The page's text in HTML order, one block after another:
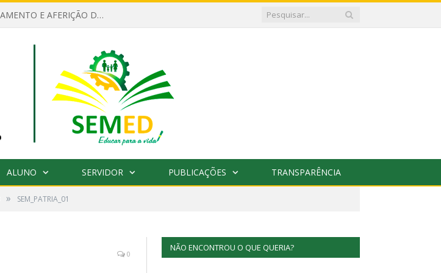
EDITAL Nº 001/2025 – SEMED (CREDENCIAMENTO E AFERIÇÃO DE CRITÉRIOS TÉCNICOS DE MÉRITO E DESEMPENHO PARA PROVIMENTO DO CARGO OU FUNÇÃO DE GESTOR ESCOLAR DAS UNIDADES DE ENSINO DA REDE MUNICIPAL DE SENADOR JO)
ALUNO SERVIDOR PUBLICAÇÕES TRANSPARÊNCIA
» SEM_PATRIA_01
0
NÃO ENCONTROU O QUE QUERIA?